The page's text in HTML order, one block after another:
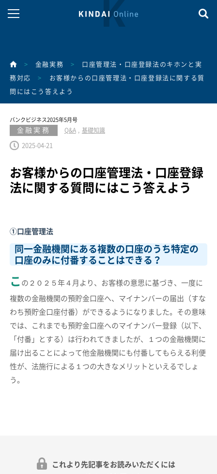
> 金融実務 > 口座管理法・口座登録法のキホンと実
務対応 > お客様からの口座管理法・口座登録法に関する質
問にはこう答えよう
バンクビジネス2025年5月号
金融実務 Q&A 基礎知識
2025-04-21
お客様からの口座管理法・口座登録
法に関する質問にはこう答えよう
①口座管理法
同一金融機関にある複数の口座のうち特定の
口座のみに付番することはできる？
こ の２０２５年４月より、お客様の意思に基づき、一度に
複数の金融機関の預貯金口座へ、マイナンバーの届出（すな
わち預貯金口座付番）ができるようになりました。その意味
では、これまでも預貯金口座へのマイナンバー登録（以下、
「付番」とする）は行われてきましたが、１つの金融機関に
届け出ることによって他金融機関にも付番してもらえる利便
性が、法施行による１つの大きなメリットといえるでしょ
う。
これより先記事をお読みいただくには